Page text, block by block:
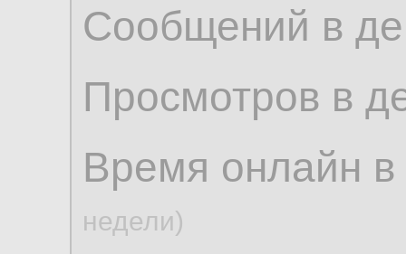
Сообщений в
Просмотров в
Время онлайн
недели)